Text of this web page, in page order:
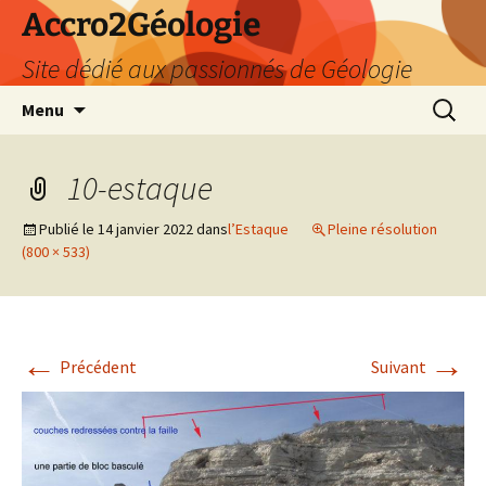
Accro2Géologie
Site dédié aux passionnés de Géologie
Menu
10-estaque
Publié le 14 janvier 2022dansl’Estaque
Pleine résolution
(800 × 533)
← Précédent Suivant →